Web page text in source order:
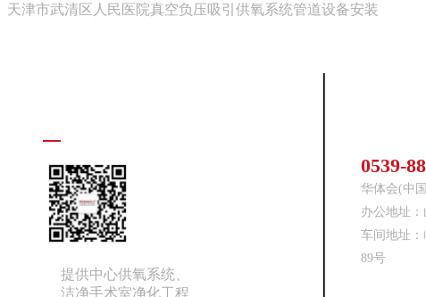
天津市武清区人民医院真空负压吸引供氧系统管道设备安装
提供中心供氧系统、
洁净手术室净化工程
0539-
华体会(中
办公地址
车间地址
89号